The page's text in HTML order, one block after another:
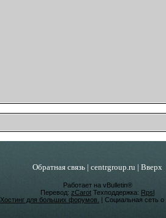
Обратная связь | centrgroup.ru | Вверх
Работает на vBulletin®
Перевод: zCarot Техподдержка: Rpsl
Хостинг для больших форумов.
| Социальная сеть о